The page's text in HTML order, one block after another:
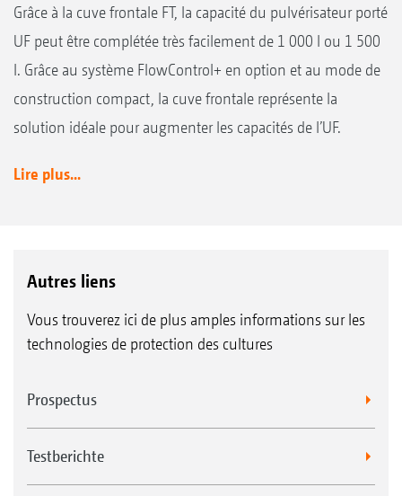
Grâce à la cuve frontale FT, la capacité du pulvérisateur porté
UF peut être complétée très facilement de 1 000 l ou 1 500
l. Grâce au système FlowControl+ en option et au mode de
construction compact, la cuve frontale représente la
solution idéale pour augmenter les capacités de l’UF.
Lire plus...
Autres liens
Vous trouverez ici de plus amples informations sur les
technologies de protection des cultures
Prospectus
Testberichte